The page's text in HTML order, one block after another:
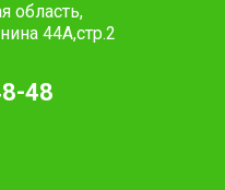
область,
44А,стр.2
48